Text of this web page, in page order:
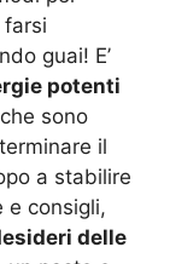
farsi
guai! E’
potenti
sono
il
a stabilire
e consigli,
delle